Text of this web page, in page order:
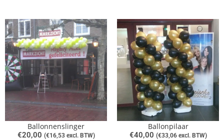
Ballonnenslinger
€20,00 (€16,53excl. BTW)
Ballonpilaar
€40,00 (€33,06excl. BTW)